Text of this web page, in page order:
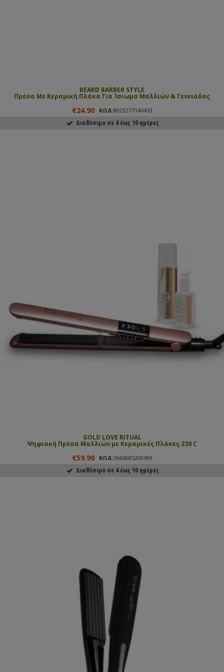
BEARD BARBER STYLE
Πρέσα Με Κεραμική Πλάκα Για Ίσιωμα Μαλλιών & Γενειάδας
€24.90 ΚΩΔ:8023277146433
Διαθέσιμο σε 4 έως 10 ημέρες
GOLD LOVE RITUAL
Ψηφιακή Πρέσα Μαλλιών με Κεραμικές Πλάκες 230 C
€59.90 ΚΩΔ:3666085200499
Διαθέσιμο σε 4 έως 10 ημέρες